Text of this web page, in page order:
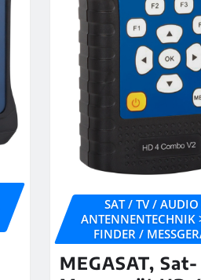
SAT / TV / AUDIO
ANTENNENTECHNIK
FINDER /
MEGASAT, Sat-